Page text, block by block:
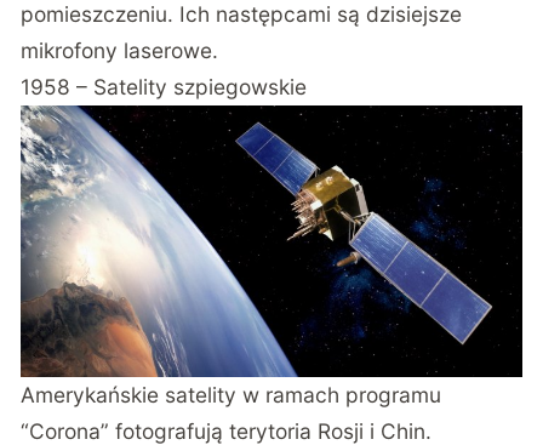
pomieszczeniu. Ich następcami są dzisiejsze
mikrofony laserowe.
1958 – Satelity szpiegowskie
Amerykańskie satelity w ramach programu
“Corona” fotografują terytoria Rosji i Chin.